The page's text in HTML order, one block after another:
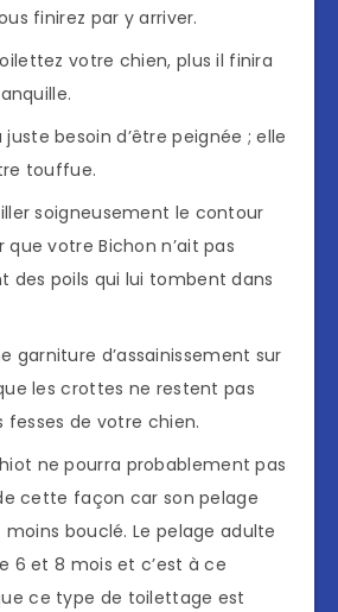
finirez par y arriver.
votre chien, plus il finira
juste besoin d’être peignée ; elle
touffue.
soigneusement le contour
que votre Bichon n’ait pas
des poils qui lui tombent dans
garniture d’assainissement sur
les crottes ne restent pas
fesses de votre chien.
ne pourra probablement pas
cette façon car son pelage
bouclé. Le pelage adulte
6 et 8 mois et c’est à ce
ce type de toilettage est